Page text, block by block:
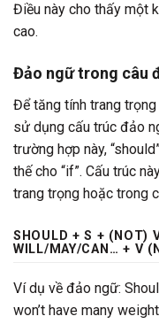
Điều này cho thấy một
cao.
Đảo ngữ trong câu
Để tăng tính trang
sử dụng cấu trúc đảo
trường hợp này,
thế cho “if”. Cấu trúc
trang trọng hoặc trong
SHOULD + S + (NOT)
WILL/MAY/CAN… + V
Ví dụ về đảo ngữ:
won’t have many